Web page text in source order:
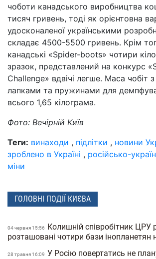
чоботи канадського виробництва
тисяч гривень, тоді як орієнтовна
удосконаленої українськими
складає 4500-5500 гривень. Крім
канадські «Spider-boots» чотири
зразок, представлений на конкурс
Challenge» вдвічі легше. Маса чобіт
лапками та пружинами для
всього 1,65 кілограма.
Фото: Вечірній Київ
Теги: винаходи , підлітки , новини
зроблено в Україні , російсько-
міни
ГОЛОВНІ ПОДІЇ КИЄВА
04 червня 15:56
Колишній співробітник ЦРУ
розташовані чотири бази інопланетян
28 травня 16:09 У Росію повертатись не